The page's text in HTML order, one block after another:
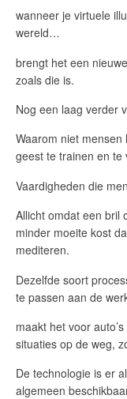
wanneer je virtuele
wereld…
brengt het een
zoals die is.
Nog een laag verder
Waarom niet
geest te trainen en te
Vaardigheden die
Allicht omdat een bril
minder moeite kost
mediteren.
Dezelfde soort
te passen aan de
maakt het voor
situaties op de weg,
De technologie is er
algemeen